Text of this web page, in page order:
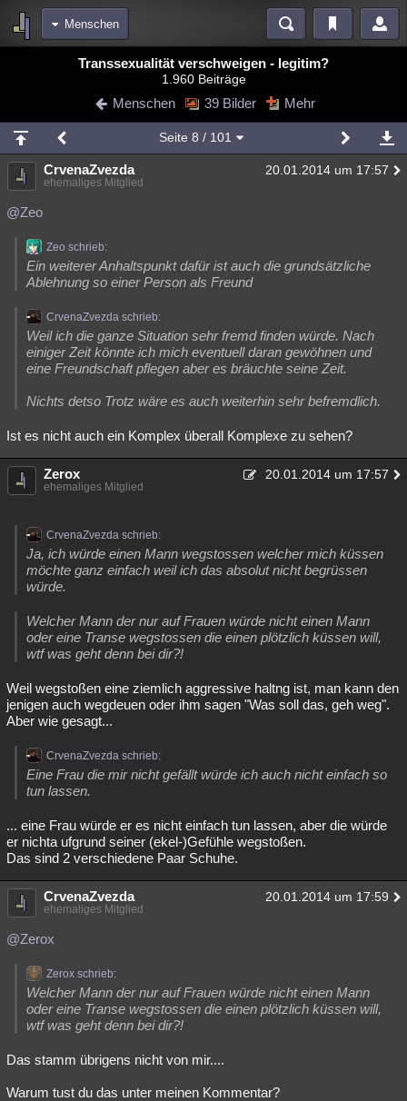
Menschen
Blogs Videos
Chat Wiki Neuigkeiten
meine Rubriken
Menschen Wissenschaft Mystery Kriminalfälle
Spiritualität
Natur Umfragen
weitere Rubriken
Astronomie Helpdesk Gruppen Gaming Filme
Musik Clash Verbesserungen Allmystery English
Übersichten
Lesenswert Schlüsselwörter
Transsexualität verschweigen - legitim?
1.960 Beiträge
Menschen 39 Bilder Mehr
Seite 8 / 101
CrvenaZvezda 20.01.2014 um 17:57
ehemaliges Mitglied
@Zeo
Zeo schrieb:
Ein weiterer Anhaltspunkt dafür ist auch die grundsätzliche
Ablehnung so einer Person als Freund
CrvenaZvezda schrieb:
Weil ich die ganze Situation sehr fremd finden würde. Nach
einiger Zeit könnte ich mich eventuell daran gewöhnen und
eine Freundschaft pflegen aber es bräuchte seine Zeit.
Nichts detso Trotz wäre es auch weiterhin sehr befremdlich.
Ist es nicht auch ein Komplex überall Komplexe zu sehen?
Zerox 20.01.2014 um 17:57
ehemaliges Mitglied
CrvenaZvezda schrieb:
Ja, ich würde einen Mann wegstossen welcher mich küssen
möchte ganz einfach weil ich das absolut nicht begrüssen
würde.
Welcher Mann der nur auf Frauen würde nicht einen Mann
oder eine Transe wegstossen die einen plötzlich küssen will,
wtf was geht denn bei dir?!
Weil wegstoßen eine ziemlich aggressive haltng ist, man kann den
jenigen auch wegdeuen oder ihm sagen "Was soll das, geh weg".
Aber wie gesagt...
CrvenaZvezda schrieb:
Eine Frau die mir nicht gefällt würde ich auch nicht einfach so
tun lassen.
... eine Frau würde er es nicht einfach tun lassen, aber die würde
er nichta ufgrund seiner (ekel-)Gefühle wegstoßen.
Das sind 2 verschiedene Paar Schuhe.
CrvenaZvezda 20.01.2014 um 17:59
ehemaliges Mitglied
@Zerox
Zerox schrieb:
Welcher Mann der nur auf Frauen würde nicht einen Mann
oder eine Transe wegstossen die einen plötzlich küssen will,
wtf was geht denn bei dir?!
Das stamm übrigens nicht von mir....
Warum tust du das unter meinen Kommentar?